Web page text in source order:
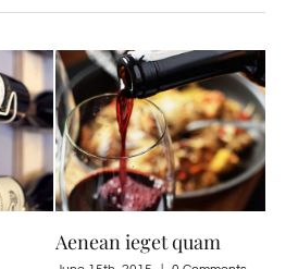
Aenean ieget quam